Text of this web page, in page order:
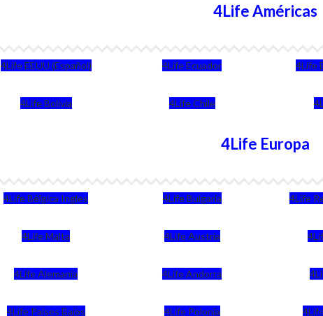
4Life Américas
4Life EEUU (Español) 4Life Ecuador 4Life
4Life Bolivia 4Life Chile
4Life Europa
4Life Bélgica Ingles 4Life Bulgaria 4Life
4Life Malta 4Life Austria
4Life Alemania 4Life Andorra
4Life Paises Bajos 4Life Polonia